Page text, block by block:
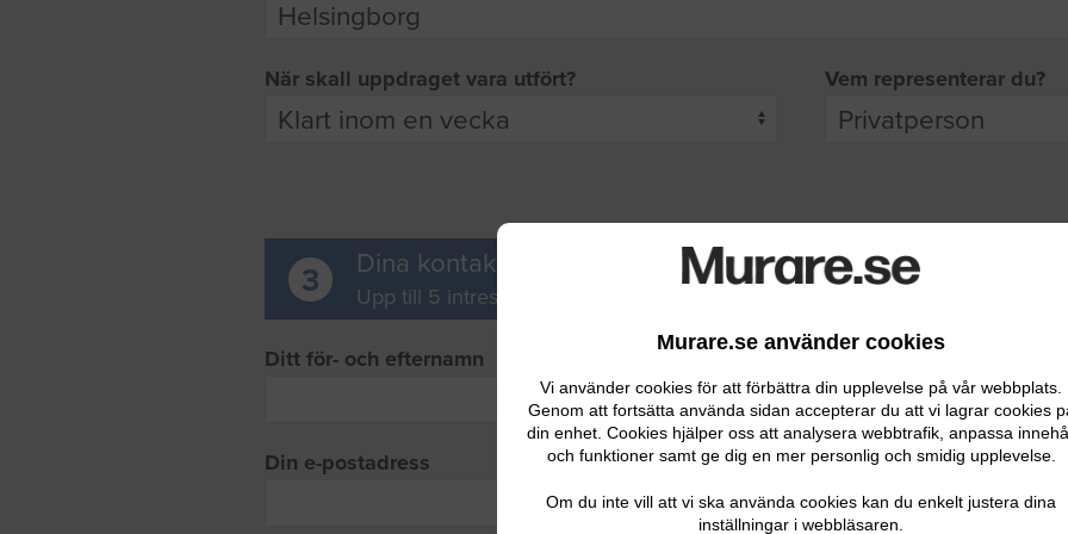
Murare.se använder cookies
Vi använder cookies för att förbättra din upplevelse på vår webbplats.
Genom att fortsätta använda sidan accepterar du att vi lagrar cookies
din enhet. Cookies hjälper oss att analysera webbtrafik, anpassa
och funktioner samt ge dig en mer personlig och smidig upplevelse.
Om du inte vill att vi ska använda cookies kan du enkelt justera dina
inställningar i webbläsaren.
När skall uppdraget vara utfört? Vem representerar du?
3 Dina kontaktuppgifter
Upp till 5 intresserade leverantörer får möjlighet att ta kontakt med dig.
Ditt för- och efternamn
Din e-postadress Ditt telefonnummer